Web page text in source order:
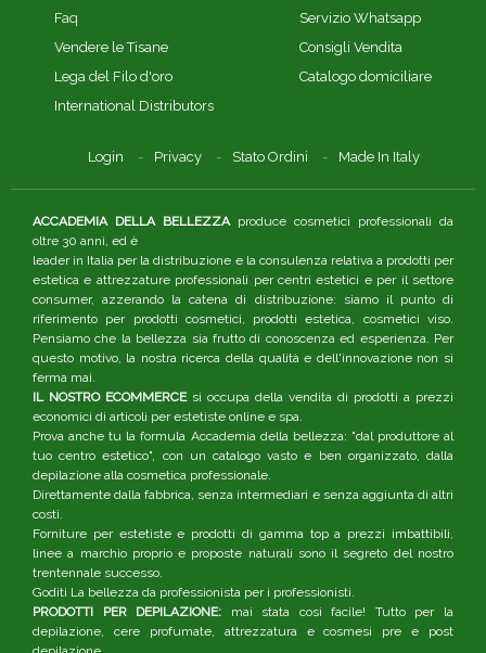
Faq
Vendere le Tisane
Lega del Filo d'oro
International Distributors
Servizio Whatsapp
Consigli Vendita
Catalogo domiciliare
Login Privacy Stato Ordini Made In Italy
ACCADEMIA DELLA BELLEZZAproduce cosmetici professionali da
oltre 30 anni, ed è
leader in Italia per la distribuzione e la consulenza relativa a prodotti per
estetica e attrezzature professionali per centri estetici e per il settore
consumer, azzerando la catena di distribuzione: siamo il punto di
riferimento per prodotti cosmetici, prodotti estetica, cosmetici viso.
Pensiamo che la bellezza sia frutto di conoscenza ed esperienza. Per
questo motivo, la nostra ricerca della qualità e dell'innovazione non si
ferma mai.
IL NOSTRO ECOMMERCEsi occupa della vendita di prodotti a prezzi
economici di articoli per estetiste online e spa.
Prova anche tu la formula Accademia della bellezza: "dal produttore al
tuo centro estetico", con un catalogo vasto e ben organizzato, dalla
depilazione alla cosmetica professionale.
Direttamente dalla fabbrica, senza intermediari e senza aggiunta di altri
costi.
Forniture per estetiste e prodotti di gamma top a prezzi imbattibili,
linee a marchio proprio e proposte naturali sono il segreto del nostro
trentennale successo.
Goditi La bellezza da professionista per i professionisti.
PRODOTTI PER DEPILAZIONE: mai stata così facile! Tutto per la
depilazione, cere profumate, attrezzatura e cosmesi pre e post